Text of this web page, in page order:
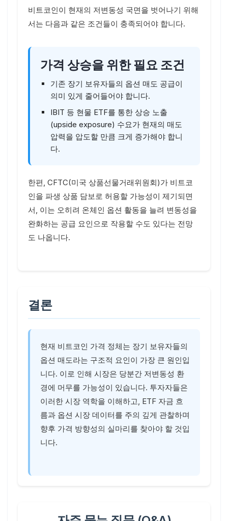
비트코인이 현재의 저변동성 국면을 벗어나기 위해
서는 다음과 같은 조건들이 충족되어야 합니다.
가격 상승을 위한 필요 조건
기존 장기 보유자들의 옵션 매도 공급이
의미 있게 줄어들어야 합니다.
IBIT 등 현물 ETF를 통한 상승 노출
(upside exposure) 수요가 현재의 매도
압력을 압도할 만큼 크게 증가해야 합니
다.
한편, CFTC(미국 상품선물거래위원회)가 비트코
인을 파생 상품 담보로 허용할 가능성이 제기되면
서, 이는 오히려 온체인 옵션 활동을 늘려 변동성을
완화하는 공급 요인으로 작용할 수도 있다는 전망
도 나옵니다.
결론
현재 비트코인 가격 정체는 장기 보유자들의
옵션 매도라는 구조적 요인이 가장 큰 원인입
니다. 이로 인해 시장은 당분간 저변동성 환
경에 머무를 가능성이 있습니다. 투자자들은
이러한 시장 역학을 이해하고, ETF 자금 흐
름과 옵션 시장 데이터를 주의 깊게 관찰하며
향후 가격 방향성의 실마리를 찾아야 할 것입
니다.